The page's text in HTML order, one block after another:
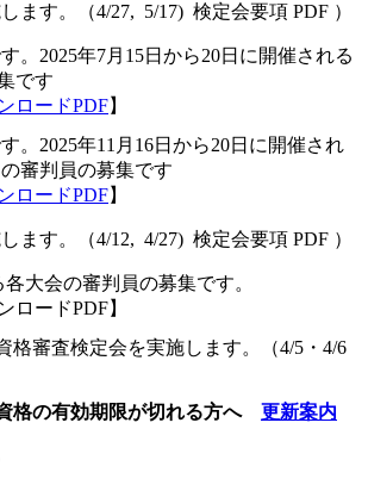
ます。 （4/27, 5/17) 検定会要項 PDF ）
。2025年7月15日から20日に開催される
です
ロードPDF】
。2025年11月16日から20日に開催され
審判員の募集です
ロードPDF】
ます。 （4/12, 4/27) 検定会要項 PDF ）
大会の審判員の募集です。
ードPDF】
格審査検定会を実施します。
（4/5・4/6
格の有効期限が切れる方へ 更新案内